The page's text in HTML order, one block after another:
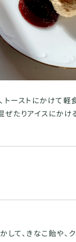
ーストにかけて軽
たりアイスにかけ
て、きなこ飴や、